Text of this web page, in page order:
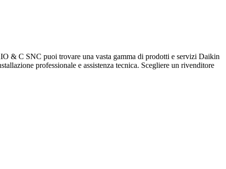
C SNC puoi trovare una vasta gamma di prodotti e servizi Daikin
professionale e assistenza tecnica. Scegliere un rivenditore